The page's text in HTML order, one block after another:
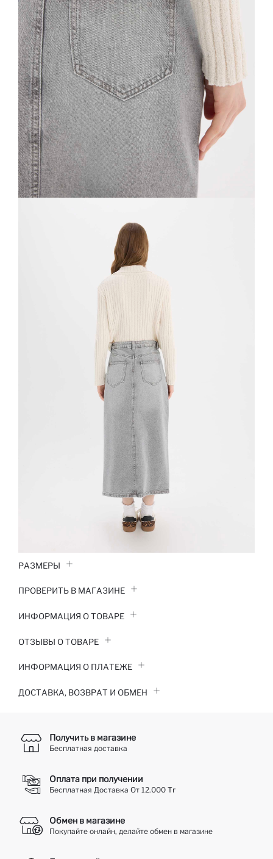
РАЗМЕРЫ
ПРОВЕРИТЬ В МАГАЗИНЕ
ИНФОРМАЦИЯ О ТОВАРЕ
ОТЗЫВЫ О ТОВАРЕ
ИНФОРМАЦИЯ О ПЛАТЕЖЕ
ДОСТАВКА, ВОЗВРАТ И ОБМЕН
Получить в магазине
Бесплатная доставка
Оплата при получении
Бесплатная Доставка От 12.000 Тг
Обмен в магазине
Покупайте онлайн, делайте обмен в магазине